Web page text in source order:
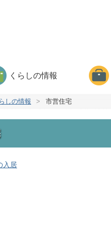
くらしの情報
しの情報 > 市営住宅
入居